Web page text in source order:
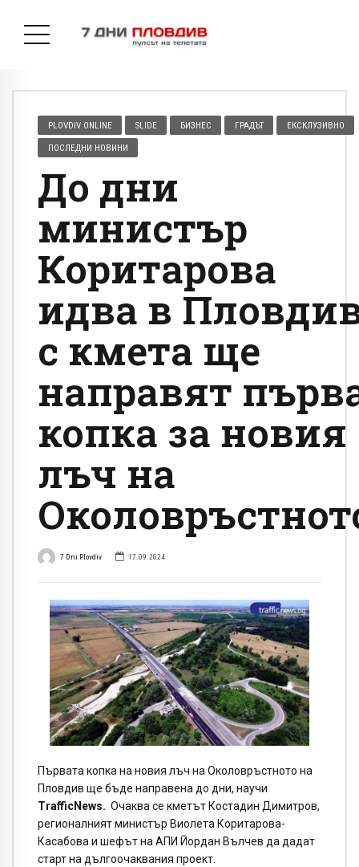
PLOVDIV ONLINE SLIDE БИЗНЕС ГРАДЪТ ЕКСКЛУЗИВНО
ПОСЛЕДНИ НОВИНИ
До дни
министър
Коритарова
идва в
с кмета ще
направят
копка за новия
лъч на
7 Dni Plovdiv 17.09.2024
Първата копка на новия лъч на Околовръстното на
Пловдив ще бъде направена до дни, научи
TrafficNews. Очаква се кметът Костадин Димитров,
регионалният министър Виолета Коритарова-
Касабова и шефът на АПИ Йордан Вълчев да дадат
старт на дългоочаквания проект.